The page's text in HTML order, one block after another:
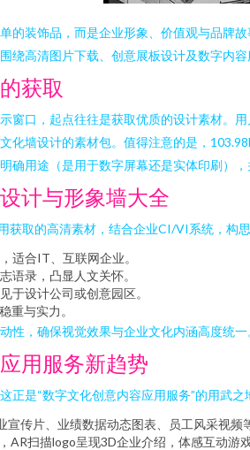
的装饰品，而是企业形象、价值观与品
高清图片下载、创意展板设计及数字内容
获取
窗口，起点往往是获取优质的设计素材。
化墙设计的素材包。值得注意的是，
用途（是用于数字屏幕还是实体印刷），
计与形象墙大全
获取的高清素材，结合企业CI/VI系统，构
适合IT、互联网企业。
语录，凸显人文关怀。
于设计公司或创意园区。
重与实力。
，确保视觉效果与企业文化内涵高度统一
用服务新趋势
是“数字文化创意内容应用服务”的用武
宣传片、业绩数据动态图表、员工风采视频
AR扫描logo呈现3D企业介绍，体感互动游